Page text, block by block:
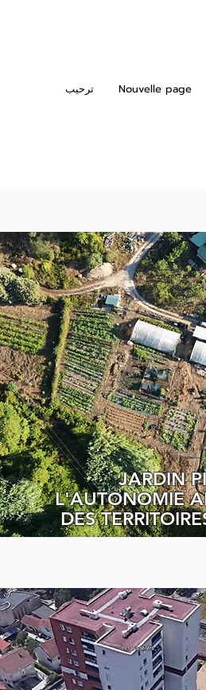
ترحيب Nouvelle page
JARDIN
L'AUTONOMIE
DES